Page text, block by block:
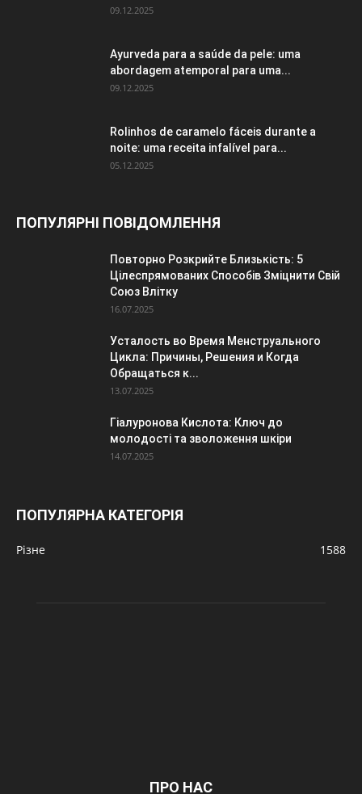
09.12.2025
Ayurveda para a saúde da pele: uma
abordagem atemporal para uma...
09.12.2025
Rolinhos de caramelo fáceis durante a
noite: uma receita infalível para...
05.12.2025
ПОПУЛЯРНІ ПОВІДОМЛЕННЯ
Повторно Розкрийте Близькість: 5
Цілеспрямованих Способів Зміцнити Свій
Союз Влітку
16.07.2025
Усталость во Время Менструального
Цикла: Причины, Решения и Когда
Обращаться к...
13.07.2025
Гіалуронова Кислота: Ключ до
молодості та зволоження шкіри
14.07.2025
ПОПУЛЯРНА КАТЕГОРІЯ
Різне 1588
ПРО НАС